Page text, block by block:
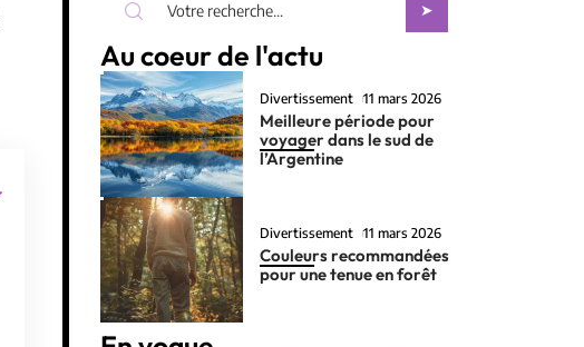
Au coeur de l'actu
Divertissement 11 mars 2026
Meilleure période pour
voyager dans le sud de
l’Argentine
Divertissement 11 mars 2026
Couleurs recommandées
pour une tenue en forêt